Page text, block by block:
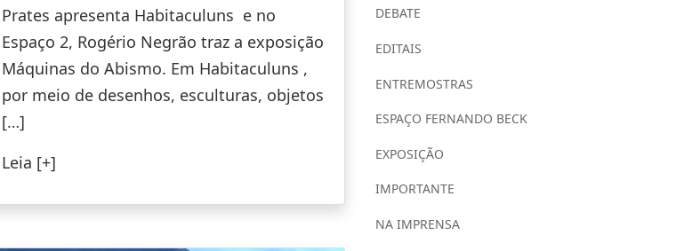
Prates apresenta Habitaculuns e no
Espaço 2, Rogério Negrão traz a exposição
Máquinas do Abismo. Em Habitaculuns ,
por meio de desenhos, esculturas, objetos
[…]
Leia [+]
DEBATE
EDITAIS
ENTREMOSTRAS
ESPAÇO FERNANDO BECK
EXPOSIÇÃO
IMPORTANTE
NA IMPRENSA